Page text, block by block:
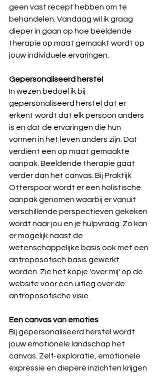
geen vast recept hebben om te
behandelen. Vandaag wil ik graag
dieper in gaan op hoe beeldende
therapie op maat gemaakt wordt op
jouw individuele ervaringen.
Gepersonaliseerd herstel
In wezen bedoel ik bij
gepersonaliseerd herstel dat er
erkent wordt dat elk persoon anders
is en dat de ervaringen die hun
vormen in het leven anders zijn. Dat
verdient een op maat gemaakte
aanpak. Beeldende therapie gaat
verder dan het canvas. Bij Praktijk
Otterspoor wordt er een holistische
aanpak genomen waarbij er vanuit
verschillende perspectieven gekeken
wordt naar jou en je hulpvraag. Zo kan
er mogelijk naast de
wetenschappelijke basis ook met een
antroposofisch basis gewerkt
worden. Zie het kopje 'over mij' op de
website voor een uitleg over de
antroposofische visie.
Een canvas van emoties
Bij gepersonaliseerd herstel wordt
jouw emotionele landschap het
canvas. Zelf-exploratie, emotionele
expressie en diepere inzichten krijgen